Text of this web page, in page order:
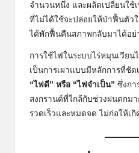
จำนวนหนึ่ง และผลัดเปลี่ยนใช้
ที่ไม่ได้ใช้จะปล่อยให้ป่าฟื้นตัว
ได้พักฟื้นคืนสภาพกลับมาได้อ
การใช้ไฟในระบบไร่หมุนเวียน
เป็นการเผาแบบมีหลักการที่ชัด
“ไฟดี” หรือ “ไฟจำเป็น” ซึ่งกา
สงกรานต์ที่ใกล้กับช่วงฝนตกม
รวดเร็วและหมดจด ไม่ก่อให้เ